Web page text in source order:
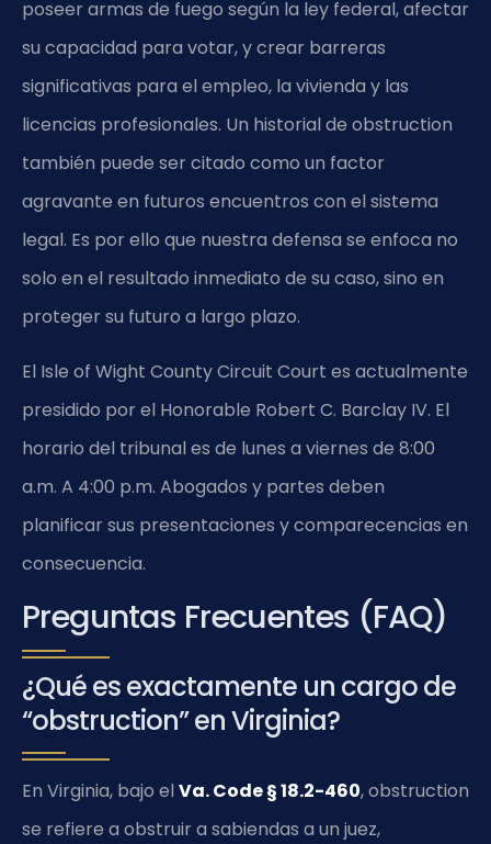
poseer armas de fuego según la ley federal, afectar
su capacidad para votar, y crear barreras
significativas para el empleo, la vivienda y las
licencias profesionales. Un historial de obstruction
también puede ser citado como un factor
agravante en futuros encuentros con el sistema
legal. Es por ello que nuestra defensa se enfoca no
solo en el resultado inmediato de su caso, sino en
proteger su futuro a largo plazo.
El Isle of Wight County Circuit Court es actualmente
presidido por el Honorable Robert C. Barclay IV. El
horario del tribunal es de lunes a viernes de 8:00
a.m. A 4:00 p.m. Abogados y partes deben
planificar sus presentaciones y comparecencias en
consecuencia.
Preguntas Frecuentes (FAQ)
¿Qué es exactamente un cargo de
“obstruction” en Virginia?
En Virginia, bajo el Va. Code § 18.2-460, obstruction
se refiere a obstruir a sabiendas a un juez,